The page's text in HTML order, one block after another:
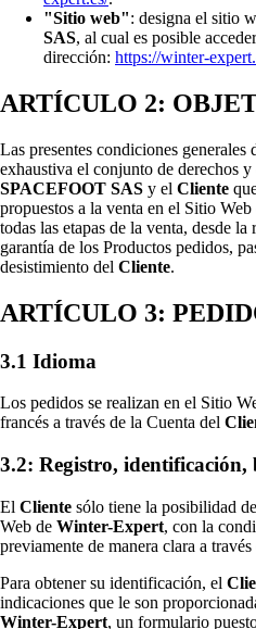
"Sitio web": designa el sitio
SAS, al cual es posible
dirección: https://winter-
ARTÍCULO 2:
Las presentes condiciones generales
exhaustiva el conjunto de derechos
SPACEFOOT SAS y el Cliente
propuestos a la venta en el Sitio Web
todas las etapas de la venta, desde
garantía de los Productos pedidos,
desistimiento del Cliente.
ARTÍCULO 3:
3.1 Idioma
Los pedidos se realizan en el Sitio
francés a través de la Cuenta del
3.2: Registro, identificación,
El Cliente sólo tiene la posibilidad
Web de Winter-Expert, con la
previamente de manera clara a
Para obtener su identificación, el
indicaciones que le son
Winter-Expert, un formulario